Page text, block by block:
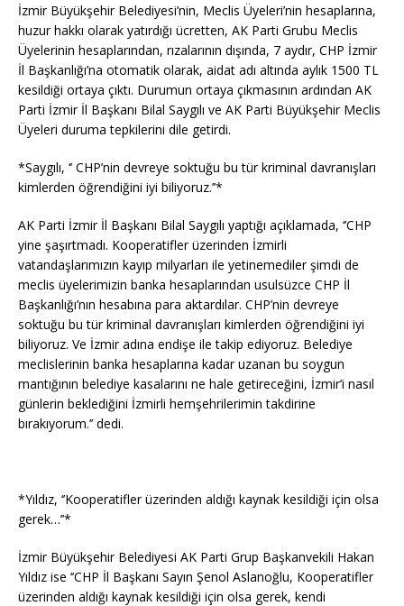
İzmir Büyükşehir Belediyesi’nin, Meclis Üyeleri’nin hesaplarına,
huzur hakkı olarak yatırdığı ücretten, AK Parti Grubu Meclis
Üyelerinin hesaplarından, rızalarının dışında, 7 aydır, CHP İzmir
İl Başkanlığı’na otomatik olarak, aidat adı altında aylık 1500 TL
kesildiği ortaya çıktı. Durumun ortaya çıkmasının ardından AK
Parti İzmir İl Başkanı Bilal Saygılı ve AK Parti Büyükşehir Meclis
Üyeleri duruma tepkilerini dile getirdi.
*Saygılı, ‘’ CHP’nin devreye soktuğu bu tür kriminal davranışları
kimlerden öğrendiğini iyi biliyoruz.’’*
AK Parti İzmir İl Başkanı Bilal Saygılı yaptığı açıklamada, ‘’CHP
yine şaşırtmadı. Kooperatifler üzerinden İzmirli
vatandaşlarımızın kayıp milyarları ile yetinemediler şimdi de
meclis üyelerimizin banka hesaplarından usulsüzce CHP İl
Başkanlığı’nın hesabına para aktardılar. CHP’nin devreye
soktuğu bu tür kriminal davranışları kimlerden öğrendiğini iyi
biliyoruz. Ve İzmir adına endişe ile takip ediyoruz. Belediye
meclislerinin banka hesaplarına kadar uzanan bu soygun
mantığının belediye kasalarını ne hale getireceğini, İzmir’i nasıl
günlerin beklediğini İzmirli hemşehrilerimin takdirine
bırakıyorum.’’ dedi.
*Yıldız, ‘’Kooperatifler üzerinden aldığı kaynak kesildiği için olsa
gerek…’’*
İzmir Büyükşehir Belediyesi AK Parti Grup Başkanvekili Hakan
Yıldız ise ‘’CHP İl Başkanı Sayın Şenol Aslanoğlu, Kooperatifler
üzerinden aldığı kaynak kesildiği için olsa gerek, kendi